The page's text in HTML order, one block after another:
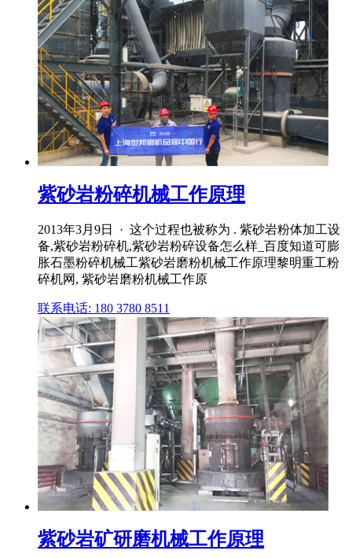
紫砂岩粉碎机械工作原理
2013年3月9日 · 这个过程也被称为 . 紫砂岩粉体加工设
备,紫砂岩粉碎机,紫砂岩粉碎设备怎么样_百度知道可膨
胀石墨粉碎机械工紫砂岩磨粉机械工作原理黎明重工粉
碎机网, 紫砂岩磨粉机械工作原
联系电话: 180 3780 8511
紫砂岩矿研磨机械工作原理